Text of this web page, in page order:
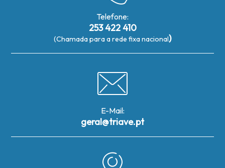
Telefone:
253 422 410
(Chamada para a rede fixa nacional)
E-Mail:
geral@triave.pt